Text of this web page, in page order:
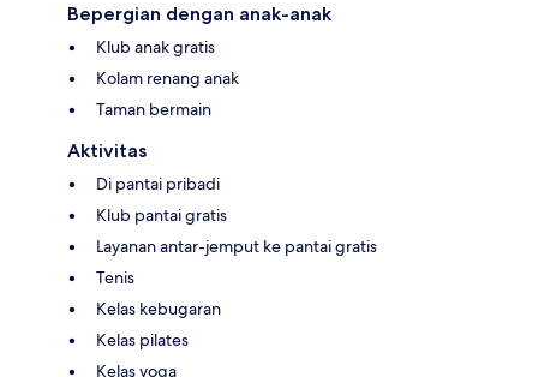
Bepergian dengan anak-anak
Klub anak gratis
Kolam renang anak
Taman bermain
Aktivitas
Di pantai pribadi
Klub pantai gratis
Layanan antar-jemput ke pantai gratis
Tenis
Kelas kebugaran
Kelas pilates
Kelas yoga